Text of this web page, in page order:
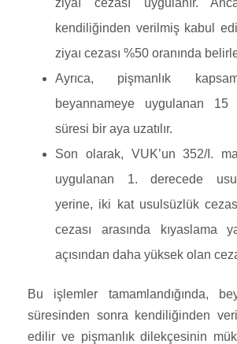
kendiliğinden verilmiş kabul
ziyaı cezası %50 oranında
Ayrıca, pişmanlık
beyannameye uygulanan
süresi bir aya uzatılır.
Son olarak, VUK’un 352/I.
uygulanan 1. derecede
yerine, iki kat usulsüzlük
cezası arasında kıyaslama
açısından daha yüksek olan
Bu işlemler tamamlandığında,
süresinden sonra kendiliğinden
edilir ve pişmanlık dilekçesinin